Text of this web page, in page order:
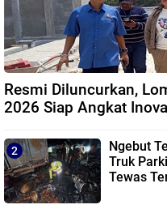
Resmi Diluncurkan,
2026 Siap Angkat
Ngebut
Truk
Tewas